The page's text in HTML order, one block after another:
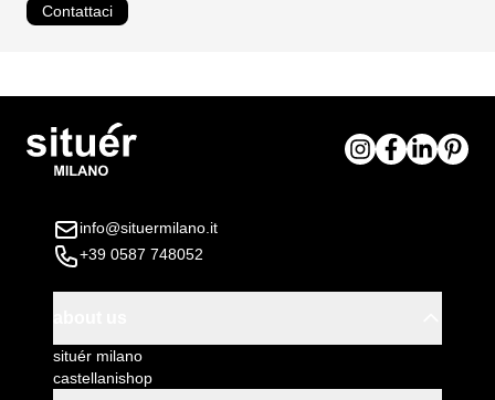
Contattaci
info@situermilano.it
+39 0587 748052
situér milano
castellanishop